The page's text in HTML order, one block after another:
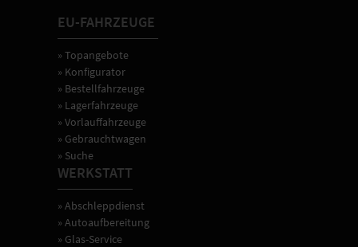
EU-FAHRZEUGE
» Topangebote
» Konfigurator
» Bestellfahrzeuge
» Lagerfahrzeuge
» Vorlauffahrzeuge
» Gebrauchtwagen
» Suche
WERKSTATT
» Abschleppdienst
» Autoaufbereitung
» Glas-Service